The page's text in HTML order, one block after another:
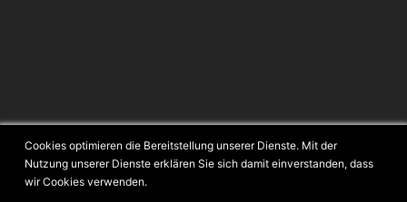
© 2026 Landsknechtstross 1504. Stolz präsentiert von
Cookies optimieren die Bereitstellung unserer Dienste. Mit der
Nutzung unserer Dienste erklären Sie sich damit einverstanden, dass
wir Cookies verwenden.